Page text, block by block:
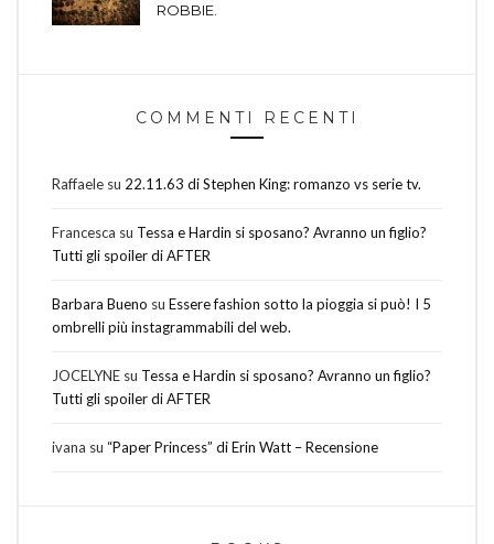
ROBBIE.
COMMENTI RECENTI
Raffaele su 22.11.63 di Stephen King: romanzo vs serie tv.
Francesca su Tessa e Hardin si sposano? Avranno un figlio?
Tutti gli spoiler di AFTER
Barbara Bueno su Essere fashion sotto la pioggia si può! I 5
ombrelli più instagrammabili del web.
JOCELYNE su Tessa e Hardin si sposano? Avranno un figlio?
Tutti gli spoiler di AFTER
ivana su “Paper Princess” di Erin Watt – Recensione